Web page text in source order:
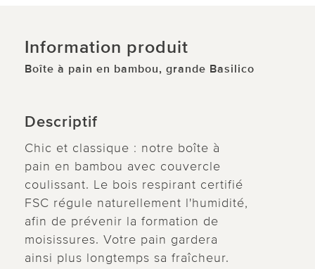
Information produit
Boîte à pain en bambou, grande Basilico
Descriptif
Chic et classique : notre boîte à
pain en bambou avec couvercle
coulissant. Le bois respirant certifié
FSC régule naturellement l'humidité,
afin de prévenir la formation de
moisissures. Votre pain gardera
ainsi plus longtemps sa fraîcheur.